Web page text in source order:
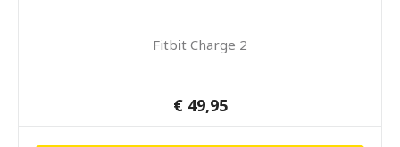
Fitbit Charge 2
€ 49,95